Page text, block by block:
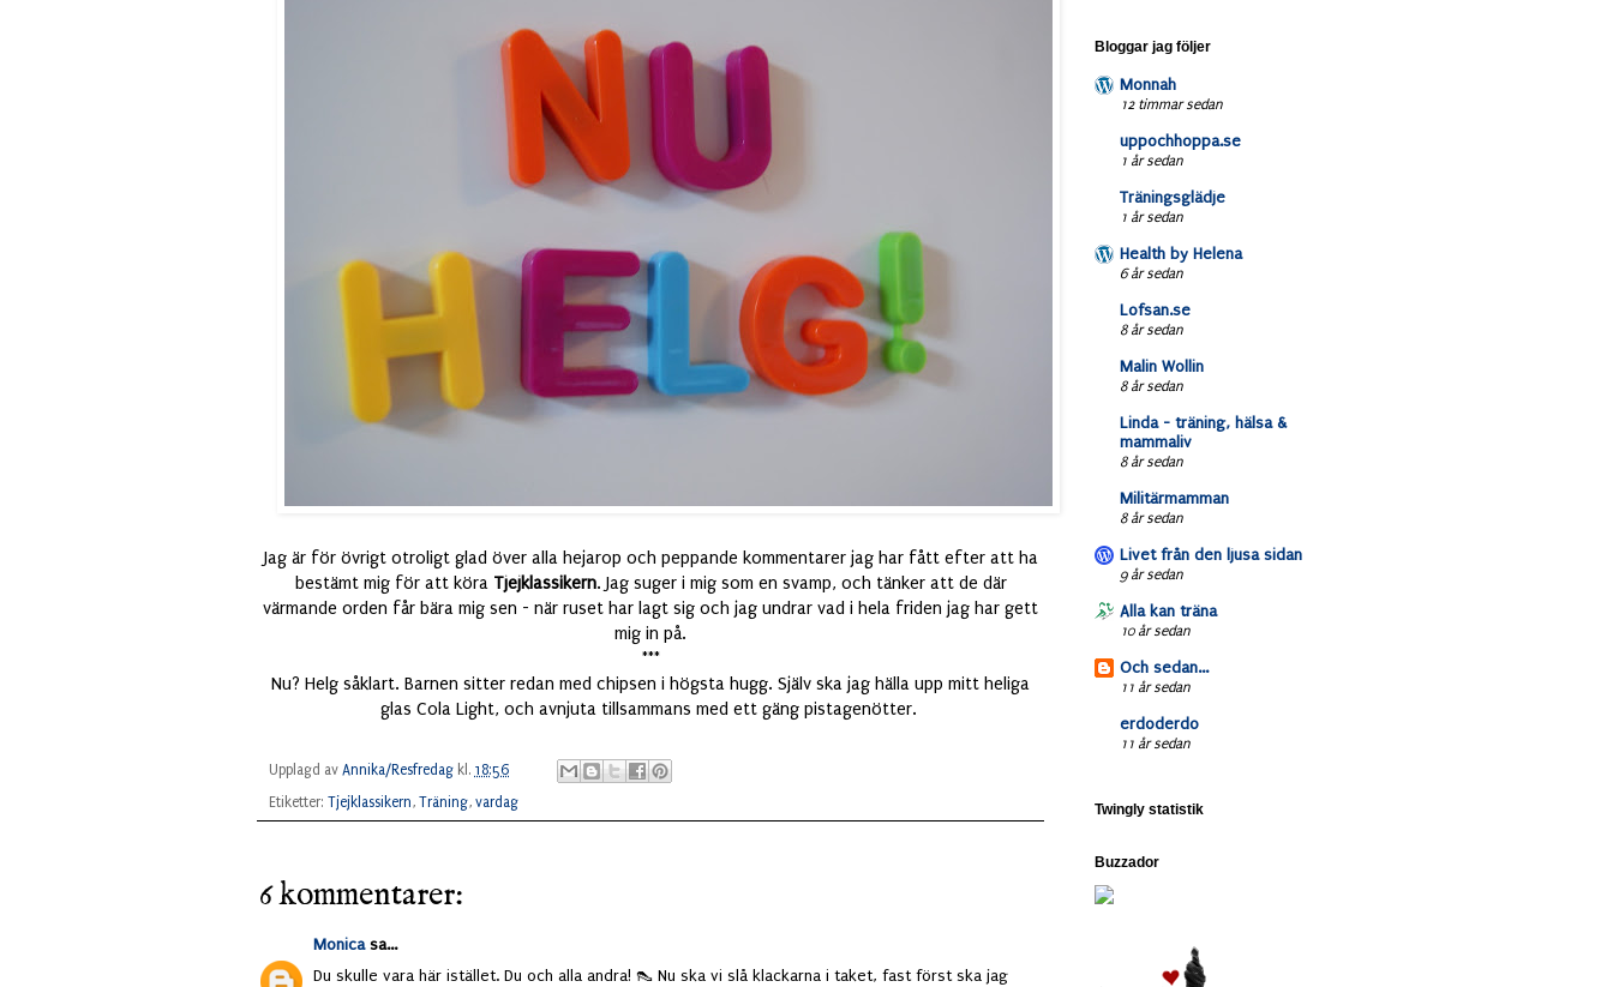
Jag är för övrigt otroligt glad över alla hejarop och peppande kommentarer jag har fått efter att ha
bestämt mig för att köra Tjejklassikern. Jag suger i mig som en svamp, och tänker att de där
värmande orden får bära mig sen - när ruset har lagt sig och jag undrar vad i hela friden jag har gett
mig in på.
***
Nu? Helg såklart. Barnen sitter redan med chipsen i högsta hugg. Själv ska jag hälla upp mitt heliga
glas Cola Light, och avnjuta tillsammans med ett gäng pistagenötter.
Upplagd av Annika/Resfredag kl. 18:56
Etiketter: Tjejklassikern, Träning, vardag
6 kommentarer:
Monicasa...
Du skulle vara här istället. Du och alla andra! 👠 Nu ska vi slå klackarna i taket, fast först ska jag
Bloggar jag följer
Monnah
12 timmar sedan
uppochhoppa.se
1 år sedan
Träningsglädje
1 år sedan
Health by Helena
6 år sedan
Lofsan.se
8 år sedan
Malin Wollin
8 år sedan
Linda - träning, hälsa &
mammaliv
8 år sedan
Militärmamman
8 år sedan
Livet från den ljusa sidan
9 år sedan
Alla kan träna
10 år sedan
Och sedan...
11 år sedan
erdoderdo
11 år sedan
Twingly statistik
Buzzador